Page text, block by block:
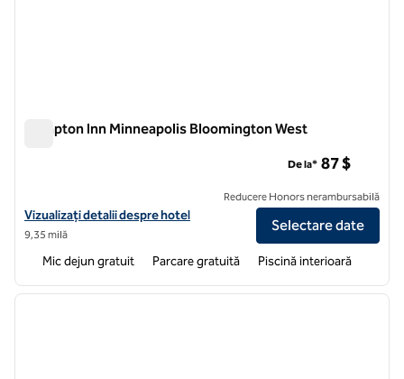
Hampton Inn Minneapolis Bloomington West
Vizualizați detaliile hotelului Hampton Inn Minneapolis Bloomington
Vizualizați detalii despre hotel
9,35 milă
De la* 87 $
Reducere Honors nerambursabilă
Selectare date
Mic dejun gratuit Parcare gratuită Piscină interioară
1 din 12